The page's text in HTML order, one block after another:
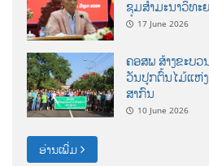
ຊຸມສຳມະນາວິທະ
17 June 2026
ຄອສພ ສ້າງຂະບ
ວັນປູກຕົ້ນໄມ້ແຫ່
ສາກົນ
10 June 2026
ອ່ານເພີ່ມ